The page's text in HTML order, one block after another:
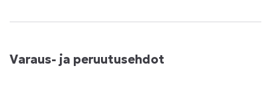
Varaus- ja peruutusehdot